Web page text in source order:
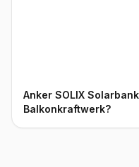
Anker SOLIX
Balkonkraftwerk?